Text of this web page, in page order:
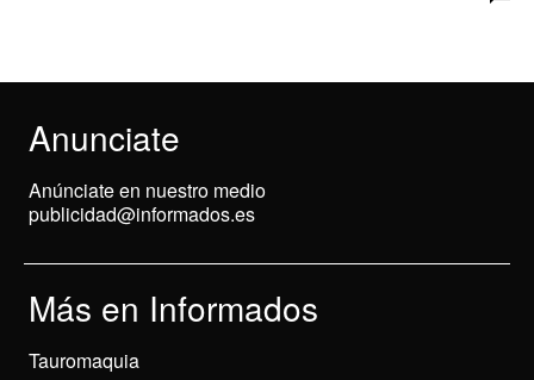
Anunciate
Anúnciate en nuestro medio
publicidad@informados.es
Más en Informados
Tauromaquia